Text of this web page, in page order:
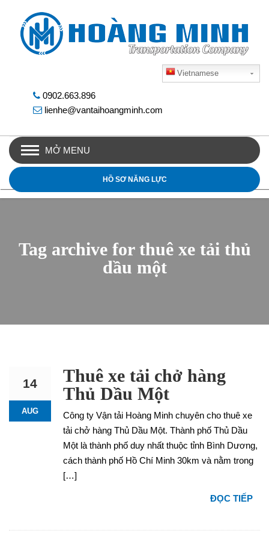
Vietnamese
0902.663.896
lienhe@vantaihoangminh.com
MỞ MENU
HỒ SƠ NĂNG LỰC
Tag archive for thuê xe tải thủ
dầu một
14
AUG
Thuê xe tải chở hàng
Thủ Dầu Một
Công ty Vận tải Hoàng Minh chuyên cho thuê xe
tải chở hàng Thủ Dầu Một. Thành phố Thủ Dầu
Một là thành phố duy nhất thuộc tỉnh Bình Dương,
cách thành phố Hồ Chí Minh 30km và nằm trong
[…]
ĐỌC TIẾP